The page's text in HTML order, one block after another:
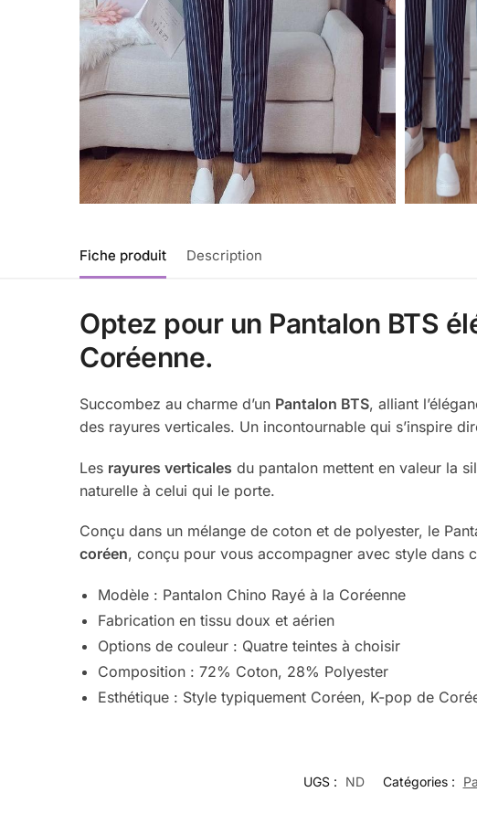
Fiche produit Description
Optez pour un Pantalon BTS
Coréenne.
Succombez au charme d’un Pantalon BTS, alliant
des rayures verticales. Un incontournable qui s’inspire
Les rayures verticales du pantalon mettent en valeur la
naturelle à celui qui le porte.
Conçu dans un mélange de coton et de polyester, le
coréen, conçu pour vous accompagner avec style dans
Modèle : Pantalon Chino Rayé à la Coréenne
Fabrication en tissu doux et aérien
Options de couleur : Quatre teintes à choisir
Composition : 72% Coton, 28% Polyester
Esthétique : Style typiquement Coréen, K-pop de
UGS : ND Catégories :